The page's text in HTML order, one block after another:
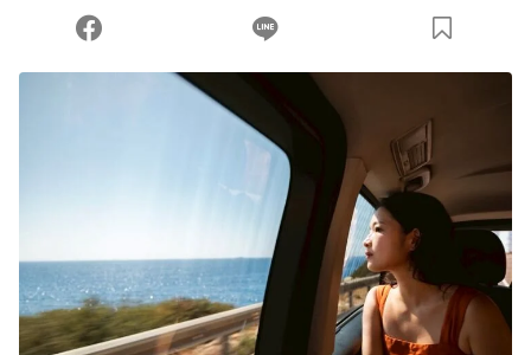
您當前剩餘 U 利點數：0點；前往 購買點數